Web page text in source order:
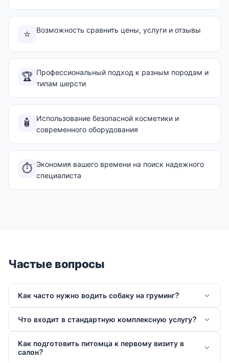
⭐ Возможность сравнить цены, услуги и отзывы
🏆 Профессиональный подход к разным породам и
типам шерсти
🧴
Использование безопасной косметики и
современного оборудования
⏱️ Экономия вашего времени на поиск надежного
специалиста
Частые вопросы
Как часто нужно водить собаку на груминг?
Что входит в стандартную комплексную услугу?
Как подготовить питомца к первому визиту в
салон?